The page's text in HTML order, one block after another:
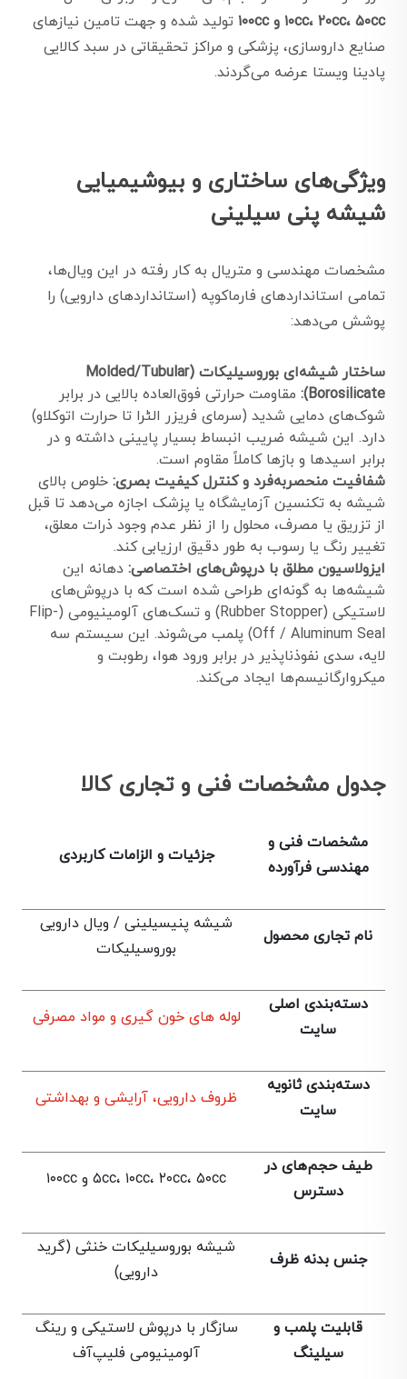
۱۰cc، ۲۰cc، ۵۰cc و ۱۰۰cc
تولید شده و جهت تامین نیازهای
صنایع داروسازی، پزشکی و مراکز تحقیقاتی در سبد کالایی
پادینا ویستا عرضه می‌گردند.
ویژگی‌های ساختاری و بیوشیمیایی
شیشه پنی سیلینی
مشخصات مهندسی و متریال به کار رفته در این ویال‌ها،
تمامی استانداردهای فارماکوپه (استانداردهای دارویی) را
پوشش می‌دهد:
ساختار شیشه‌ای بوروسیلیکات (Molded/Tubular
Borosilicate):
مقاومت حرارتی فوق‌العاده بالایی در برابر
شوک‌های دمایی شدید (سرمای فریزر الٹرا تا حرارت اتوکلاو)
دارد. این شیشه ضریب انبساط بسیار پایینی داشته و در
برابر اسیدها و بازها کاملاً مقاوم است.
شفافیت منحصربه‌فرد و کنترل کیفیت بصری: خلوص بالای
شیشه به تکنسین آزمایشگاه یا پزشک اجازه می‌دهد تا قبل
از تزریق یا مصرف، محلول را از نظر عدم وجود ذرات معلق،
تغییر رنگ یا رسوب به طور دقیق ارزیابی کند.
ایزولاسیون مطلق با درپوش‌های اختصاصی: دهانه این
شیشه‌ها به گونه‌ای طراحی شده است که با درپوش‌های
لاستیکی (Rubber Stopper) و تسک‌های آلومینیومی (Flip-
Off / Aluminum Seal) پلمب می‌شوند. این سیستم سه
لایه، سدی نفوذناپذیر در برابر ورود هوا، رطوبت و
میکروارگانیسم‌ها ایجاد می‌کند.
جدول مشخصات فنی و تجاری کالا
مشخصات فنی و
مهندسی فرآورده
جزئیات و الزامات کاربردی
نام تجاری محصول
شیشه پنیسیلینی / ویال دارویی
بوروسیلیکات
دسته‌بندی اصلی
سایت
لوله های خون گیری و مواد مصرفی
دسته‌بندی ثانویه
سایت
ظروف دارویی، آرایشی و بهداشتی
طیف حجم‌های در
دسترس
۵cc، ۱۰cc، ۲۰cc، ۵۰cc و ۱۰۰cc
جنس بدنه ظرف
شیشه بوروسیلیکات خنثی (گرید
دارویی)
قابلیت پلمب و
سيلینگ
سازگار با درپوش لاستیکی و رینگ
آلومینیومی فلیپ‌آف